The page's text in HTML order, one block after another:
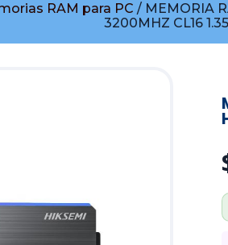
RAM para PC / MEMORIA
3200MHZ CL16